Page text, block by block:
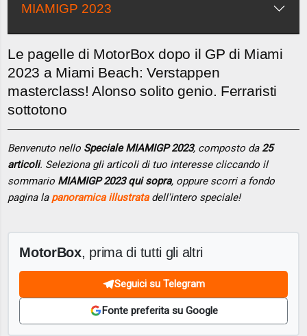
MIAMIGP 2023
Le pagelle di MotorBox dopo il GP di Miami
2023 a Miami Beach: Verstappen
masterclass! Alonso solito genio. Ferraristi
sottotono
Benvenuto nello Speciale MIAMIGP 2023, composto da 25
articoli. Seleziona gli articoli di tuo interesse cliccando il
sommario MIAMIGP 2023 qui sopra, oppure scorri a fondo
pagina la panoramica illustratadell'intero speciale!
MotorBox, prima di tutti gli altri
Seguici su Telegram
Fonte preferita su Google